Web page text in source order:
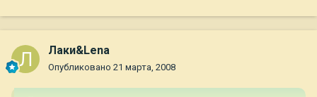
Лаки&Lena
Опубликовано 21 марта, 2008